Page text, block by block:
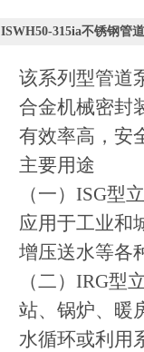
ISWH50-315ia不锈钢管
该系列型管道
合金机械密封
有效率高，安
主要用途
（一）ISG型
应用于工业和
增压送水等各
（二）IRG型
站、锅炉、暖
水循环或利用